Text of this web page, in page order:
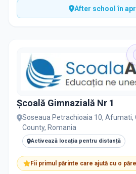
After school în
Școală Gimnazială Nr 1
Soseaua Petrachioaia 10,
County, Romania
Activează locația pentru distanță
Fii primul părinte care ajută cu o